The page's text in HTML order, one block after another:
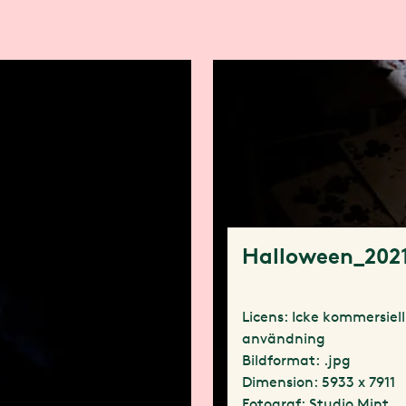
Licens: Icke kommersiell
användning
Bildformat: .jpg
Dimension: 5933 x 7911